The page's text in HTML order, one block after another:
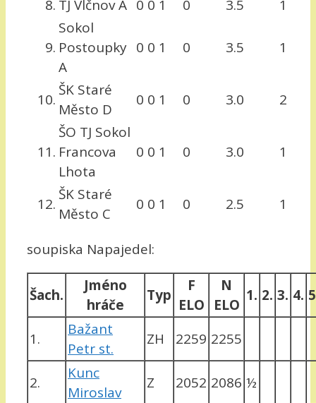
8. TJ Vlčnov A 0 0 1 0 3.5 1
9.
Sokol
Postoupky
A
0 0 1 0 3.5 1
10.
ŠK Staré
Město D
0 0 1 0 3.0 2
11.
ŠO TJ Sokol
Francova
Lhota
0 0 1 0 3.0 1
12.
ŠK Staré
Město C
0 0 1 0 2.5 1
soupiska Napajedel:
Šach.
Jméno
hráče
Typ
F
ELO
N
ELO
1. 2. 3. 4.
1.
Bažant
Petr st.
ZH 2259 2255
2.
Kunc
Miroslav
Z 2052 2086 ½